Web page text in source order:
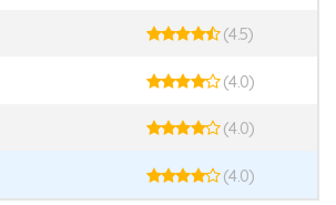
(4.5)
(4.0)
(4.0)
(4.0)